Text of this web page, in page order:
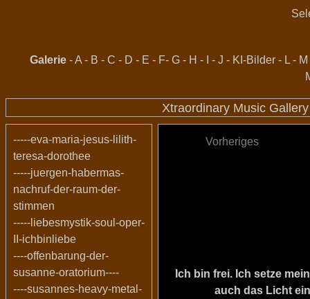
Galerie -A - B - C - D - E - F- G - H - - J - KI-Bilder - L - M
Xtraordinary Music
-----eva-maria-jesus-lilith-
teresa-dorothee
-----juergen-habermas-
nachruf-der-raum-der-
stimmen
-----liebesmystik-soul-oper-
II-ichbinliebe
----offenbarung-der-
susanne-oratorium----
----susannes-heavy-metal-
Vorheriges
Ich bin frei. Ich setze
auch das Licht